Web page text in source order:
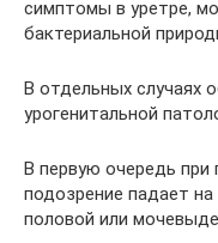
симптомы в уретре,
бактериальной
В отдельных случаях
урогенитальной
В первую очередь при
подозрение падает
половой или